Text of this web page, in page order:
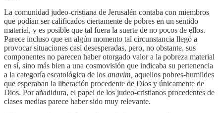
La comunidad judeo-cristiana de Jerusalén contaba con miembros
que podían ser calificados ciertamente de pobres en un sentido
material, y es posible que tal fuera la suerte de no pocos de ellos.
Parece incluso que en algún momento tal circunstancia llegó a
provocar situaciones casi desesperadas, pero, no obstante, sus
componentes no parecen haber otorgado valor a la pobreza material
en sí, sino más bien a una cosmovisión que indicaba su pertenencia
a la categoría escatológica de los anavim, aquellos pobres-humildes
que esperaban la liberación procedente de Dios y únicamente de
Dios. Por añadidura, el papel de los judeo-cristianos procedentes de
clases medias parece haber sido muy relevante.